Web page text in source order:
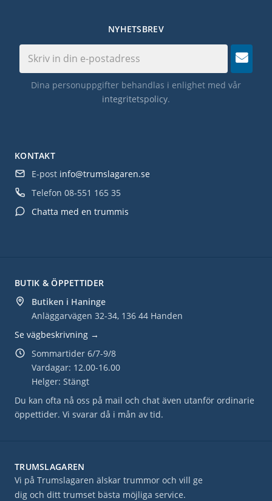
BUTIK & ÖPPETTIDER
Butiken i Haninge
Anläggarvägen 32-34, 136 44 Handen
Se vägbeskrivning →
Sommartider 6/7-9/8
Vardagar: 12.00-16.00
Helger: Stängt
Du kan ofta nå oss på mail och chat även utanför ordinarie
öppettider. Vi svarar då i mån av tid.
KONTAKT
E-post info@trumslagaren.se
Telefon 08-551 165 35
Chatta med en trummis
TRUMSLAGAREN
Vi på Trumslagaren älskar trummor och vill ge
dig och ditt trumset bästa möjliga service.
NYHETSBREV
Dina personuppgifter behandlas i enlighet med vår
integritetspolicy.